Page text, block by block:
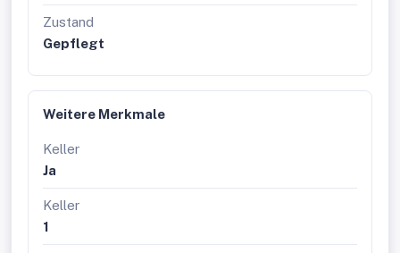
einfach die frische Luft genießen. Hier können Sie
sich vom hektischen Alltag erholen und neue
Grundstück und bieten Ihnen den Luxus, Ihr
die Ihr Auto gerne geschützt halten, besteht die
2-Scheiben-Isolierverglasung-Fenster:Diese
sind außen mit Alu, innen mit Holz versehen und
entsprechenden sehr guten Zustand. Die Fenster
Zustand
Gepflegt
Weitere Merkmale
Keller
Ja
Keller
1